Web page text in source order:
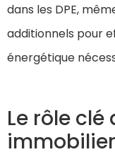
dans les DPE,
additionnels pour
énergétique
Le rôle
immobilier